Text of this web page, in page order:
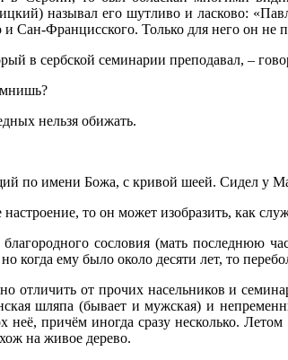
называл его шутливо и ласково:
Сан-Францисского. Только для него он не
в сербской семинарии преподавал, –
нельзя обижать.
по имени Божа, с кривой шеей. Сидел у
то он может изобразить, как
сословия (мать последнюю
когда ему было около десяти лет, то
отличить от прочих насельников и
шляпа (бывает и мужская) и
неё, причём иногда сразу несколько.
на живое дерево.